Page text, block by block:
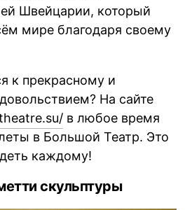
Швейцарии, который
мире благодаря своему
к прекрасному и
На сайте
в любое время
в Большой Театр. Это
каждому!
скульптуры